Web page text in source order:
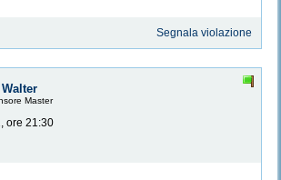
Segnala violazione
Master
ore 21:30